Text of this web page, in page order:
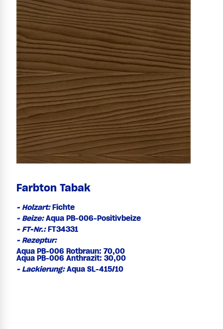
Farbton Tabak
- Holzart:Fichte
- Beize:Aqua PB-006-Positivbeize
- FT-Nr.:FT34331
- Rezeptur:
Aqua PB-006 Rotbraun: 70,00
Aqua PB-006 Anthrazit: 30,00
- Lackierung:Aqua SL-415/10